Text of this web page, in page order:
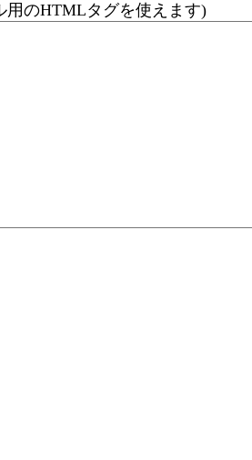
用のHTMLタグを使えます)